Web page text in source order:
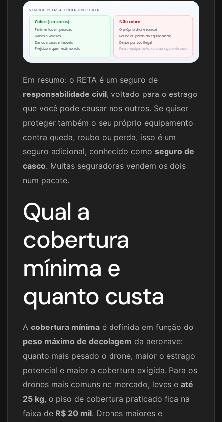
SEGURO RETA: A LINHA DIVISORIA
Cobre (terceiros)
Ferimentos em pessoas
Danos a veículos
Danos a casas e imóveis
Prejuízo a quem está no solo
Não cobre
O próprio drone (casco)
Roubo ou perda do equipamento
Danos por voo ilegal
Para o equipamento, contrate seguro de casco
Em resumo: o RETA é um seguro de
responsabilidade civil, voltado para o estrago
que você pode causar nos outros. Se quiser
proteger também o seu próprio equipamento
contra queda, roubo ou perda, isso é um
seguro adicional, conhecido como seguro de
casco. Muitas seguradoras vendem os dois
num pacote.
Qual a
cobertura
mínima e
quanto custa
A cobertura mínima é definida em função do
peso máximo de decolagem da aeronave:
quanto mais pesado o drone, maior o estrago
potencial e maior a cobertura exigida. Para os
drones mais comuns no mercado, leves e até
25 kg, o piso de cobertura praticado fica na
faixa de R$ 20 mil. Drones maiores e